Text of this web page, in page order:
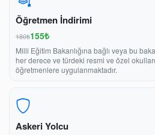
Öğretmen İndirimi
180₺155₺
Milli Eğitim Bakanlığına bağlı veya bu
her derece ve türdeki resmi ve özel
öğretmenlere uygulanmaktadır.
Askeri Yolcu